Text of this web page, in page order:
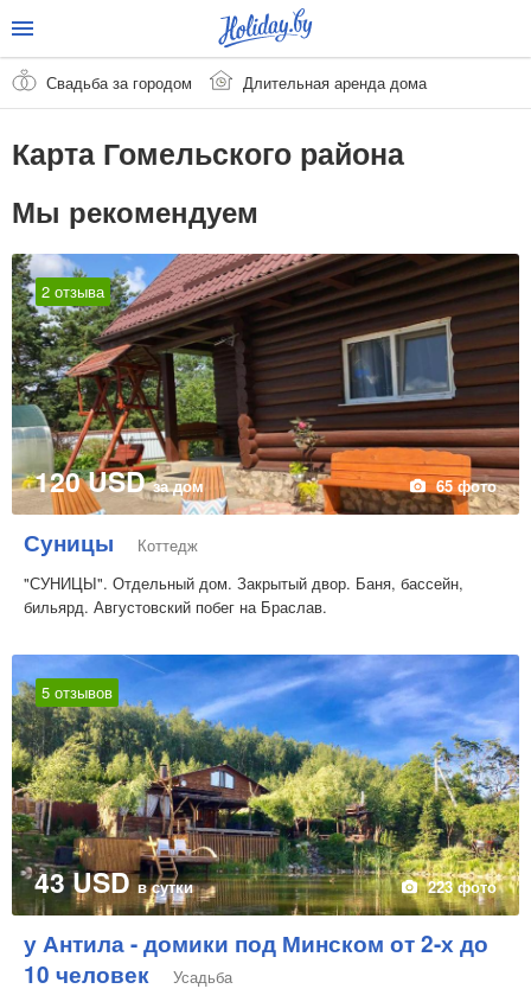
Свадьба за городом Длительная аренда дома
Карта Гомельского района
Мы рекомендуем
2 отзыва
120 USDза дом 65 фото
Суницы
Коттедж
"СУНИЦЫ". Отдельный дом. Закрытый двор. Баня, бассейн,
бильярд. Августовский побег на Браслав.
5 отзывов
43 USDв сутки 223 фото
у Антила - домики под Минском от 2-х до
10 человек
Усадьба